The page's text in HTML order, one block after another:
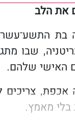
את הלב
בת
שבו
האישי שלהם.
בלי מאמץ.